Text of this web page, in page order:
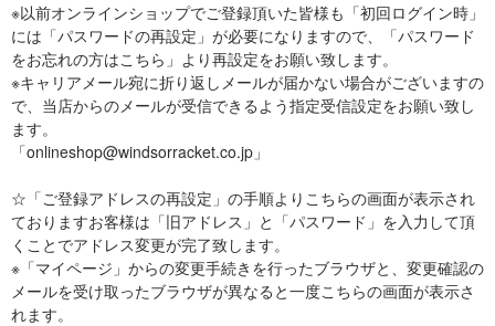
※以前オンラインショップでご登録頂いた皆様も「初回ログイン時」
には「パスワードの再設定」が必要になりますので、「パスワード
をお忘れの方はこちら」より再設定をお願い致します。
※キャリアメール宛に折り返しメールが届かない場合がございますの
で、当店からのメールが受信できるよう指定受信設定をお願い致し
ます。
「onlineshop@windsorracket.co.jp」
☆「ご登録アドレスの再設定」の手順よりこちらの画面が表示され
ておりますお客様は「旧アドレス」と「パスワード」を入力して頂
くことでアドレス変更が完了致します。
※「マイページ」からの変更手続きを行ったブラウザと、変更確認の
メールを受け取ったブラウザが異なると一度こちらの画面が表示さ
れます。